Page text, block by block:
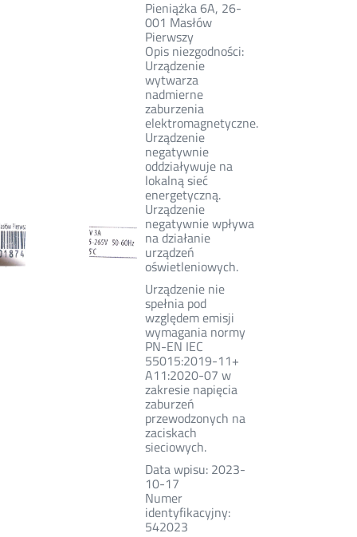
Pieniążka 6A, 26-
001 Masłów
Pierwszy
Opis niezgodności:
Urządzenie
wytwarza
nadmierne
zaburzenia
elektromagnetyczne.
Urządzenie
negatywnie
oddziaływuje na
lokalną sieć
energetyczną.
Urządzenie
negatywnie wpływa
na działanie
urządzeń
oświetleniowych.
Urządzenie nie
spełnia pod
względem emisji
wymagania normy
PN-EN IEC
55015:2019-11+
A11:2020-07 w
zakresie napięcia
zaburzeń
przewodzonych na
zaciskach
sieciowych.
Data wpisu: 2023-
10-17
Numer
identyfikacyjny:
542023